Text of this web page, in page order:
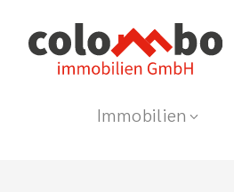
Immobilien